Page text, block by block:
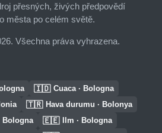
přesných, živých předpovědí
města po celém světě.
Všechna práva vyhrazena.
🇮🇩 Cuaca · Bologna
🇹🇷 Hava durumu · Bolonya
Bologna 🇪🇪 Ilm · Bologna